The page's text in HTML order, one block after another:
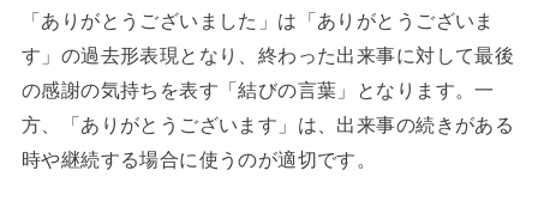
「ありがとうございました」は「ありがとうございま
す」の過去形表現となり、終わった出来事に対して最後
の感謝の気持ちを表す「結びの言葉」となります。一
方、「ありがとうございます」は、出来事の続きがある
時や継続する場合に使うのが適切です。